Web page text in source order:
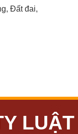
Đất đai,